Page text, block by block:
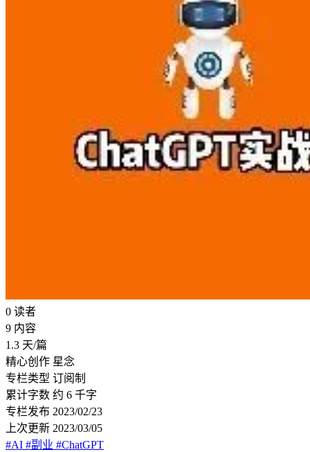
0 读者
9 内容
1.3 天/篇
精心创作 星念
专栏类型 订阅制
累计字数 约 6 千字
专栏发布 2023/02/23
上次更新 2023/03/05
#AI #副业 #ChatGPT